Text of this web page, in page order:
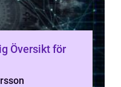
Översikt för